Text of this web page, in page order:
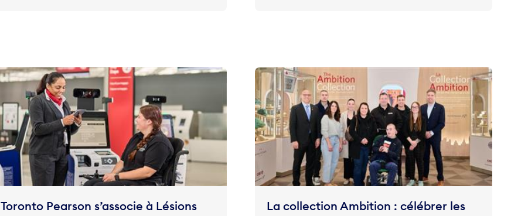
Toronto Pearson s’associe à Lésions
La collection Ambition : célébrer les